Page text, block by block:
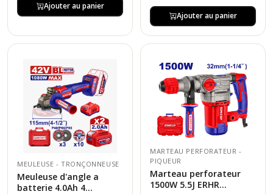
Ajouter au panier
Ajouter au panier
MEULEUSE - TRONÇONNEUSE
Meuleuse d'angle a
batterie 4.0Ah 4...
MARTEAU PERFORATEUR -
PIQUEUR
Marteau perforateur
1500W 5.5J ERHR...